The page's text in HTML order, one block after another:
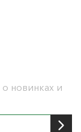
новинках и